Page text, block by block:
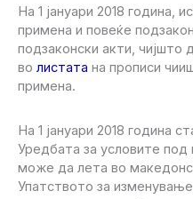
На 1 јануари 2018 година,
примена и повеќе
подзаконски акти, чијшто
во листата на прописи
примена.
На 1 јануари 2018 година
Уредбата за условите
може да лета во
Упатството за